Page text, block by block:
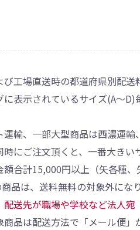
び工場直送時の都道府県別配送
に表示されているサイズ(A～
運輸、一部大型商品は西濃運
時にご注文頂くと、一番大きい
額合計15,000円以上（矢各種
品は、送料無料の対象外になり
配送先が職場や学校など法人宛
商品は配送方法で「メール便